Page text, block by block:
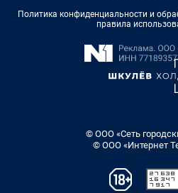
Политика конфиденциальности и
правила
© ООО «Сеть
© ООО «Интернет